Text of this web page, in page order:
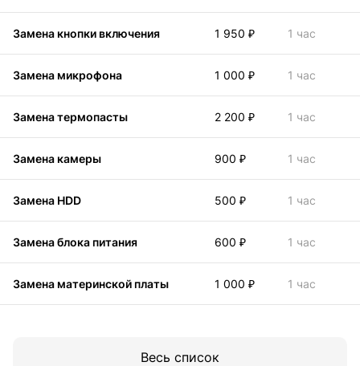
Замена кнопки включения 1 950 ₽ 1 час
Замена микрофона 1 000 ₽ 1 час
Замена термопасты 2 200 ₽ 1 час
Замена камеры 900 ₽ 1 час
Замена HDD 500 ₽ 1 час
Замена блока питания 600 ₽ 1 час
Замена материнской платы 1 000 ₽ 1 час
Весь список